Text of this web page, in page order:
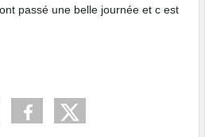
passé une belle journée et c est